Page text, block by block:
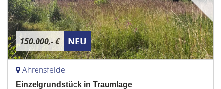
150.000,- € NEU
Ahrensfelde
Einzelgrundstück in Traumlage